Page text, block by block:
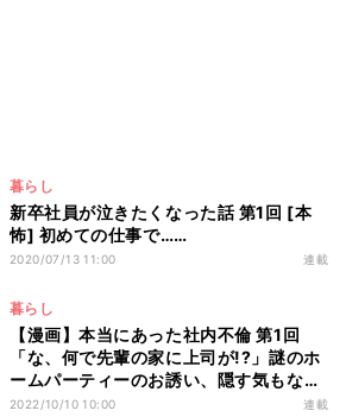
暮らし
新卒社員が泣きたくなった話 第1回 [本
怖] 初めての仕事で……
2020/07/13 11:00 連載
暮らし
【漫画】本当にあった社内不倫 第1回
「な、何で先輩の家に上司が!?」謎のホ
ームパーティーのお誘い、隠す気もない
二人の行く先は……
2022/10/10 10:00 連載